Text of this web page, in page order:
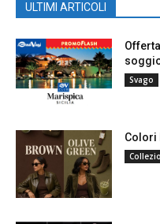
ULTIMI ARTICOLI
Svago
Colori